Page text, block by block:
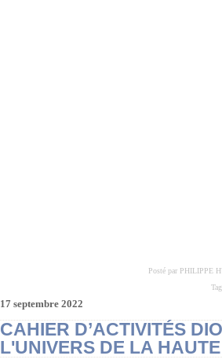
Posté par PHILIPPE
17 septembre 2022
CAHIER D’ACTIVITÉS
L'UNIVERS DE LA